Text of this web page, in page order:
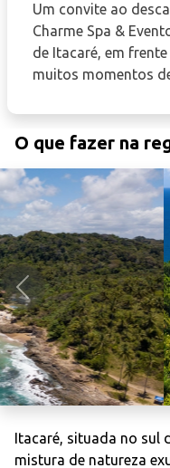
Um convite ao
Charme Spa &
de Itacaré, em
muitos momentos
O que fazer na
Anterior
Itacaré, situada no sul
mistura de natureza